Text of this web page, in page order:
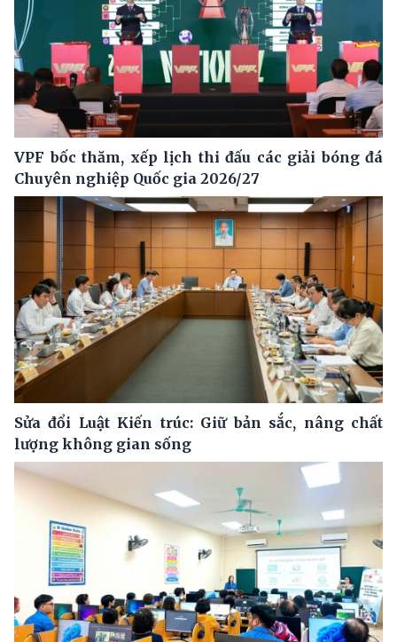
VPF bốc thăm, xếp lịch thi đấu các giải bóng đá
Chuyên nghiệp Quốc gia 2026/27
Sửa đổi Luật Kiến trúc: Giữ bản sắc, nâng chất
lượng không gian sống